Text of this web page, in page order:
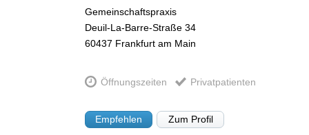
Gemeinschaftspraxis
Deuil-La-Barre-Straße 34
60437 Frankfurt am Main
Öffnungszeiten Privatpatienten
Empfehlen Zum Profil